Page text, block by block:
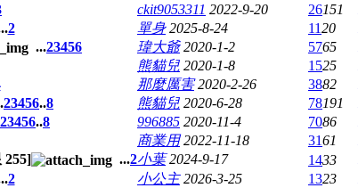
ckit9053311 2022-9-20 26151
2 單身 2025-8-24 1120
...23456 瑋大爺 2020-1-2 5765
熊貓兒 2020-1-8 1525
那麼厲害 2020-2-26 3882
23456..8 熊貓兒 2020-6-28 78191
23456..8 996885 2020-11-4 7086
商業用 2022-11-18 3161
255] ...2小葉 2024-9-17 1433
2 小公主 2026-3-25 1323